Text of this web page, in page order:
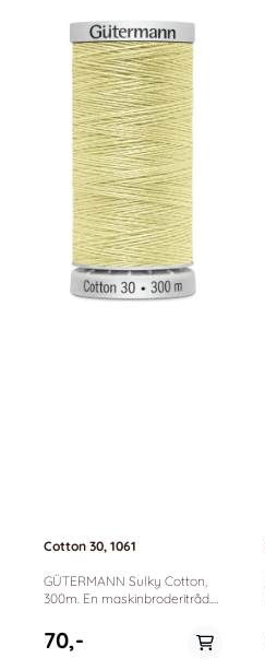
Cotton 30, 1061
GÜTERMANN Sulky Cotton,
300m. En maskinbroderitråd.
maskinbrodering, dekorative
sømmer og quilting.
70,-